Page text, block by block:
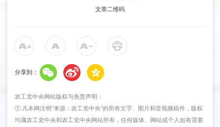
文章二维码
分享到：
农工党中央网站版权与免责声明：
① 凡本网注明“来源：农工党中央”的所有文字、图片和音视频稿件，版权
均属农工党中央和农工党中央网站所有，任何媒体、网站或个人如有需要